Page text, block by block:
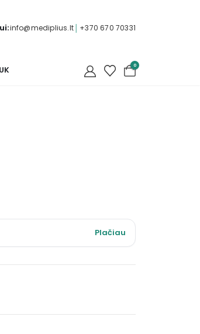
info@mediplius.lt +370 670 70331
0
Plačiau